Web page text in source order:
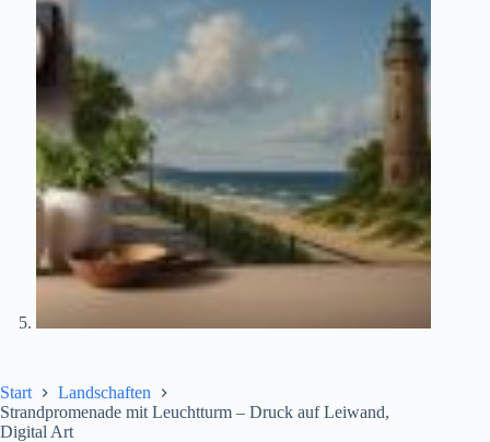
Start
Landschaften
Strandpromenade mit Leuchtturm – Druck auf Leiwand,
Digital Art